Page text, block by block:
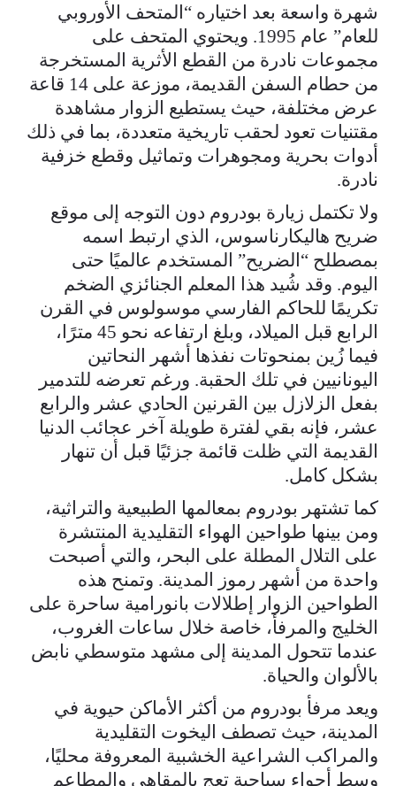
شهرة واسعة بعد اختياره “المتحف الأوروبي
للعام” عام 1995. ويحتوي المتحف على
مجموعات نادرة من القطع الأثرية المستخرجة
من حطام السفن القديمة، موزعة على 14 قاعة
عرض مختلفة، حيث يستطيع الزوار مشاهدة
مقتنيات تعود لحقب تاريخية متعددة، بما في ذلك
أدوات بحرية ومجوهرات وتماثيل وقطع خزفية
نادرة.
ولا تكتمل زيارة بودروم دون التوجه إلى موقع
ضريح هاليكارناسوس، الذي ارتبط اسمه
بمصطلح “الضريح” المستخدم عالميًا حتى
اليوم. وقد شُيد هذا المعلم الجنائزي الضخم
تكريمًا للحاكم الفارسي موسولوس في القرن
الرابع قبل الميلاد، وبلغ ارتفاعه نحو 45 مترًا،
فيما زُين بمنحوتات نفذها أشهر النحاتين
اليونانيين في تلك الحقبة. ورغم تعرضه للتدمير
بفعل الزلازل بين القرنين الحادي عشر والرابع
عشر، فإنه بقي لفترة طويلة آخر عجائب الدنيا
القديمة التي ظلت قائمة جزئيًا قبل أن تنهار
بشكل كامل.
كما تشتهر بودروم بمعالمها الطبيعية والتراثية،
ومن بينها طواحين الهواء التقليدية المنتشرة
على التلال المطلة على البحر، والتي أصبحت
واحدة من أشهر رموز المدينة. وتمنح هذه
الطواحين الزوار إطلالات بانورامية ساحرة على
الخليج والمرفأ، خاصة خلال ساعات الغروب،
عندما تتحول المدينة إلى مشهد متوسطي نابض
بالألوان والحياة.
ويعد مرفأ بودروم من أكثر الأماكن حيوية في
المدينة، حيث تصطف اليخوت التقليدية
والمراكب الشراعية الخشبية المعروفة محليًا،
وسط أجواء سياحية تعج بالمقاهي والمطاعم